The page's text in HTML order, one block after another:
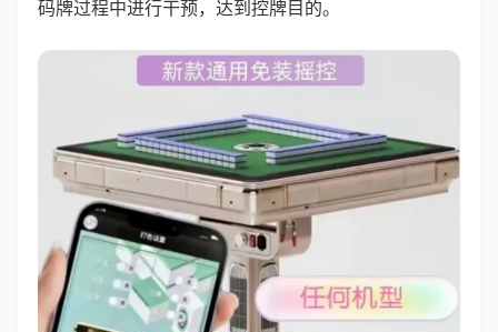
码牌过程中进行干预，达到控牌目的。